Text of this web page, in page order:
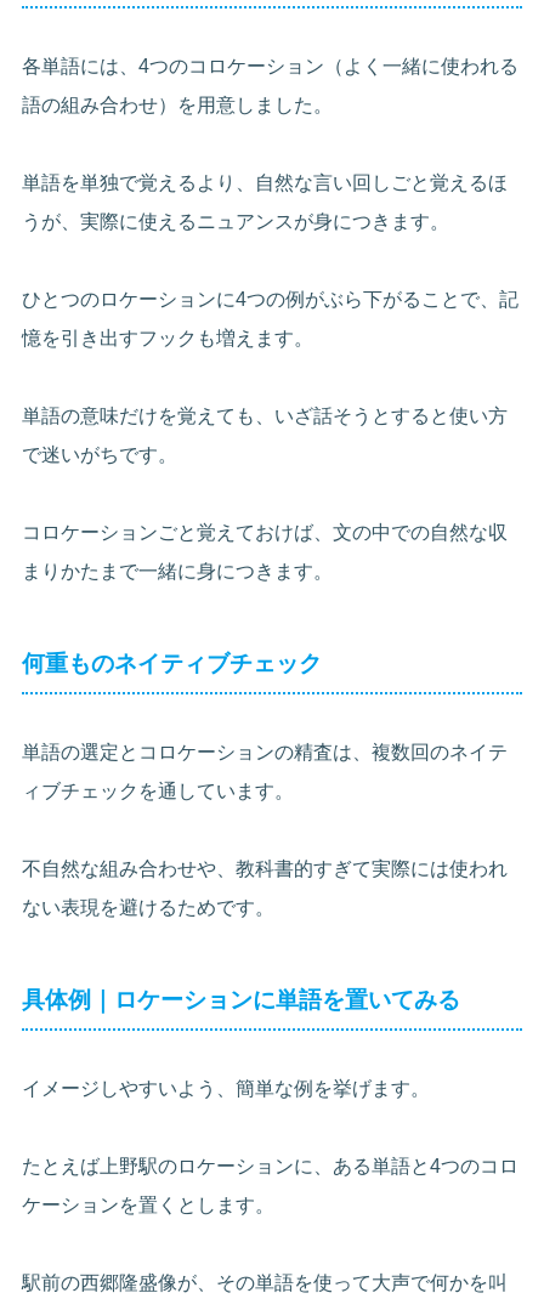
各単語には、4つのコロケーション（よく一緒に使われる
語の組み合わせ）を用意しました。
単語を単独で覚えるより、自然な言い回しごと覚えるほ
うが、実際に使えるニュアンスが身につきます。
ひとつのロケーションに4つの例がぶら下がることで、記
憶を引き出すフックも増えます。
単語の意味だけを覚えても、いざ話そうとすると使い方
で迷いがちです。
コロケーションごと覚えておけば、文の中での自然な収
まりかたまで一緒に身につきます。
何重ものネイティブチェック
単語の選定とコロケーションの精査は、複数回のネイテ
ィブチェックを通しています。
不自然な組み合わせや、教科書的すぎて実際には使われ
ない表現を避けるためです。
具体例｜ロケーションに単語を置いてみる
イメージしやすいよう、簡単な例を挙げます。
たとえば上野駅のロケーションに、ある単語と4つのコロ
ケーションを置くとします。
駅前の西郷隆盛像が、その単語を使って大声で何かを叫